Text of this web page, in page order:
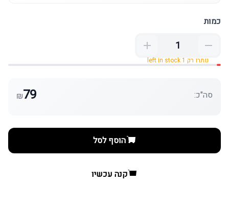
כמות
נותרו רק 1 left in stock
סה"כ: 79
₪
הוסף לסל
קנה עכשיו